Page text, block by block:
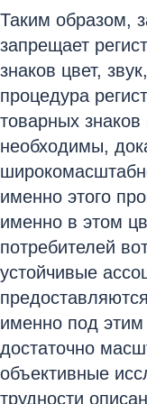
Таким образом,
запрещает
знаков цвет,
процедура
товарных знаков
необходимы,
именно этого
именно в этом
потребителей
устойчивые
именно под
достаточно
объективные
трудности